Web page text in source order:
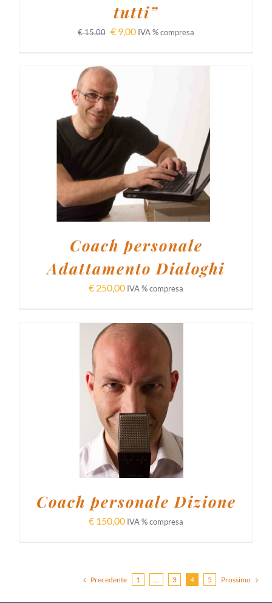
tutti”
€15,00 € 9,00 IVA % compresa
AGGIUNGI AL CARRELLO / DETTAGLI
Coach personale
Adattamento Dialoghi
€ 250,00 IVA % compresa
AGGIUNGI AL CARRELLO /
Coach personale Dizione
€ 150,00 IVA % compresa
Precedente 1 … 3 4 5 Prossimo